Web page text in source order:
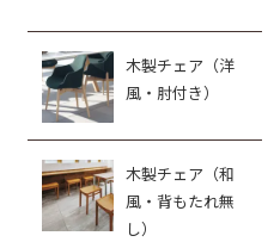
木製チェア（洋
風・肘付き）
木製チェア（和
風・背もたれ無
し）